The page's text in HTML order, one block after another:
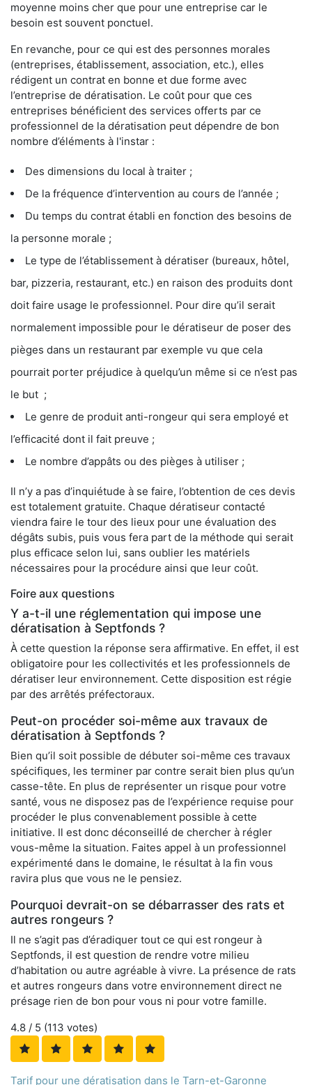
moyenne moins cher que pour une entreprise car le
besoin est souvent ponctuel.
En revanche, pour ce qui est des personnes morales
(entreprises, établissement, association, etc.), elles
rédigent un contrat en bonne et due forme avec
l’entreprise de dératisation. Le coût pour que ces
entreprises bénéficient des services offerts par ce
professionnel de la dératisation peut dépendre de bon
nombre d’éléments à l'instar :
Des dimensions du local à traiter ;
De la fréquence d’intervention au cours de l’année ;
Du temps du contrat établi en fonction des besoins de
la personne morale ;
Le type de l’établissement à dératiser (bureaux, hôtel,
bar, pizzeria, restaurant, etc.) en raison des produits dont
doit faire usage le professionnel. Pour dire qu’il serait
normalement impossible pour le dératiseur de poser des
pièges dans un restaurant par exemple vu que cela
pourrait porter préjudice à quelqu’un même si ce n’est pas
le but ;
Le genre de produit anti-rongeur qui sera employé et
l’efficacité dont il fait preuve ;
Le nombre d’appâts ou des pièges à utiliser ;
Il n’y a pas d’inquiétude à se faire, l’obtention de ces devis
est totalement gratuite. Chaque dératiseur contacté
viendra faire le tour des lieux pour une évaluation des
dégâts subis, puis vous fera part de la méthode qui serait
plus efficace selon lui, sans oublier les matériels
nécessaires pour la procédure ainsi que leur coût.
Foire aux questions
Y a-t-il une réglementation qui impose une
dératisation à Septfonds ?
À cette question la réponse sera affirmative. En effet, il est
obligatoire pour les collectivités et les professionnels de
dératiser leur environnement. Cette disposition est régie
par des arrêtés préfectoraux.
Peut-on procéder soi-même aux travaux de
dératisation à Septfonds ?
Bien qu’il soit possible de débuter soi-même ces travaux
spécifiques, les terminer par contre serait bien plus qu’un
casse-tête. En plus de représenter un risque pour votre
santé, vous ne disposez pas de l’expérience requise pour
procéder le plus convenablement possible à cette
initiative. Il est donc déconseillé de chercher à régler
vous-même la situation. Faites appel à un professionnel
expérimenté dans le domaine, le résultat à la fin vous
ravira plus que vous ne le pensiez.
Pourquoi devrait-on se débarrasser des rats et
autres rongeurs ?
Il ne s’agit pas d’éradiquer tout ce qui est rongeur à
Septfonds, il est question de rendre votre milieu
d’habitation ou autre agréable à vivre. La présence de rats
et autres rongeurs dans votre environnement direct ne
présage rien de bon pour vous ni pour votre famille.
4.8 / 5 (113 votes)
Tarif pour une dératisation dans le Tarn-et-Garonne